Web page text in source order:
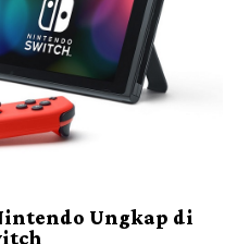
Ungkap di